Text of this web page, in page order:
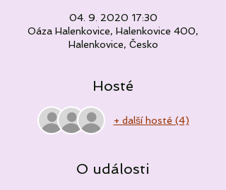
04. 9. 2020 17:30
Oáza Halenkovice, Halenkovice 400,
Halenkovice, Česko
Hosté
+ další hosté (4)
O události